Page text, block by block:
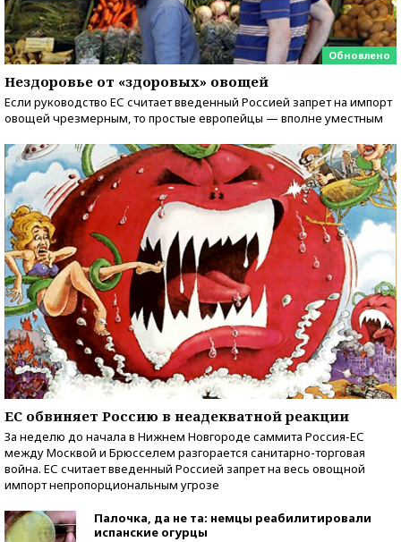
Обновлено
Нездоровье от «здоровых» овощей
Если руководство ЕС считает введенный Россией запрет на импорт
овощей чрезмерным, то простые европейцы — вполне уместным
ЕС обвиняет Россию в неадекватной реакции
За неделю до начала в Нижнем Новгороде саммита Россия-ЕС
между Москвой и Брюсселем разгорается санитарно-торговая
война. ЕС считает введенный Россией запрет на весь овощной
импорт непропорциональным угрозе
Палочка, да не та: немцы реабилитировали
испанские огурцы